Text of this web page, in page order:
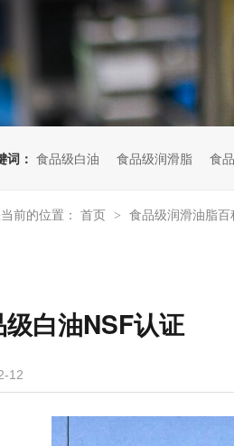
词： 食品级白油 食品级润滑脂 食
前的位置： 首页 > 食品级润滑油脂百
白油NSF认证
12